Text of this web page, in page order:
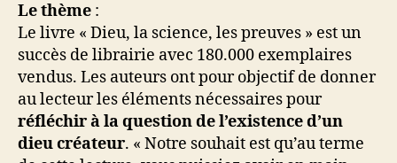
Le thème :
Le livre « Dieu, la science, les preuves » est un
succès de librairie avec 180.000 exemplaires
vendus. Les auteurs ont pour objectif de donner
au lecteur les éléments nécessaires pour
réfléchir à la question de l’existence d’un
dieu créateur. « Notre souhait est qu’au terme